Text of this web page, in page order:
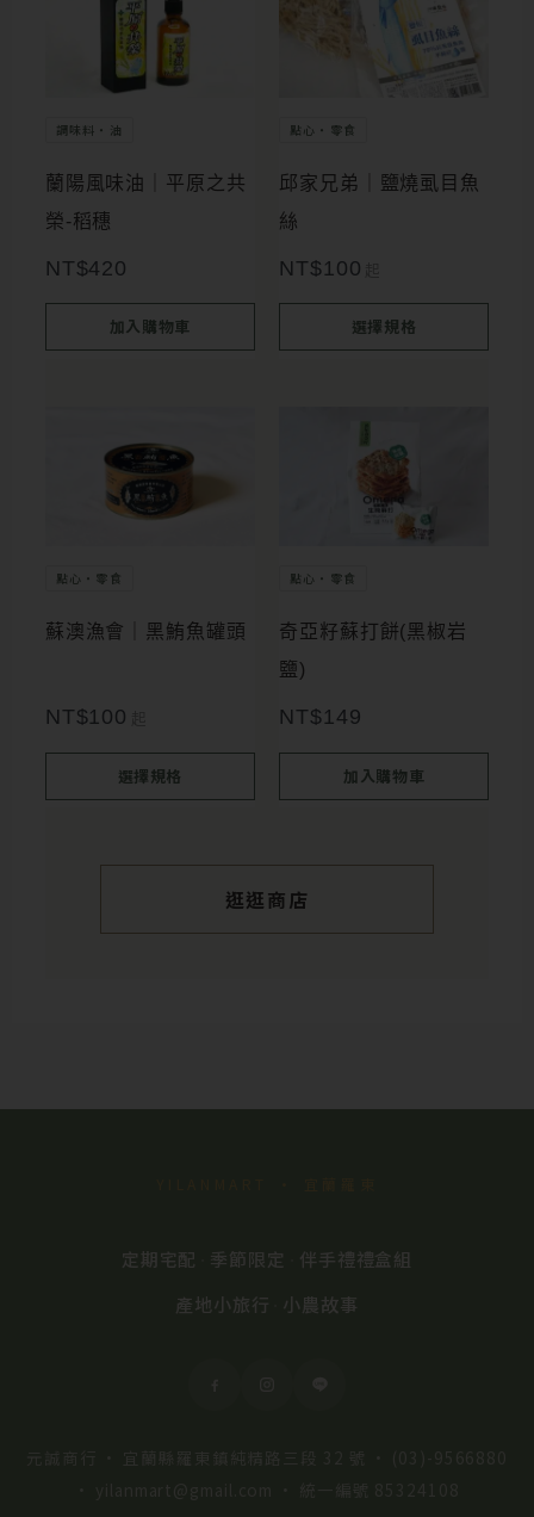
調味料・油
蘭陽風味油｜平原之共
榮-稻穗
NT$420
加入購物車
點心・零食
邱家兄弟｜鹽燒虱目魚
絲
NT$100
選擇規格
產
多
可
產
選
項
點心・零食
蘇澳漁會｜黑鮪魚罐頭
NT$100
選擇規格
多
可
產
點心・零食
奇亞籽蘇打餅(黑椒岩
鹽)
NT$149
加入購物車
逛逛商店
定期宅配 季節限定
伴手禮禮盒組
產地小旅行
小農故事